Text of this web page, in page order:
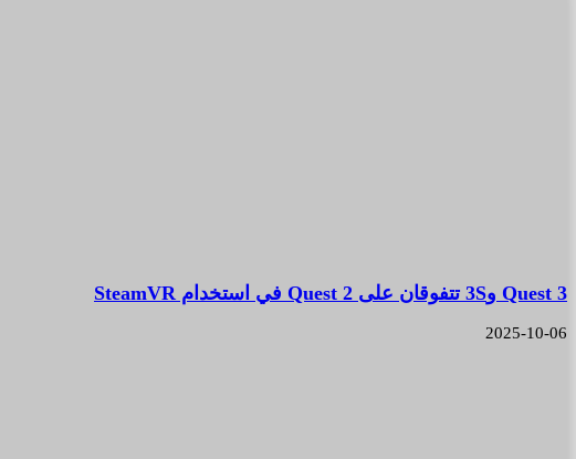
Quest 3 و3S تتفوقان على Quest 2 في استخدام SteamVR
2025-10-06